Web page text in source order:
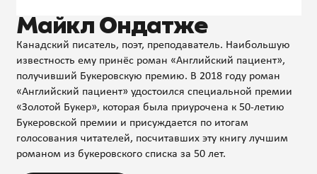
Майкл Ондатже
Канадский писатель, поэт, преподаватель. Наибольшую
известность ему принёс роман «Английский пациент»,
получивший Букеровскую премию. В 2018 году роман
«Английский пациент» удостоился специальной премии
«Золотой Букер», которая была приурочена к 50-летию
Букеровской премии и присуждается по итогам
голосования читателей, посчитавших эту книгу лучшим
романом из букеровского списка за 50 лет.